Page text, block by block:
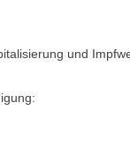
und